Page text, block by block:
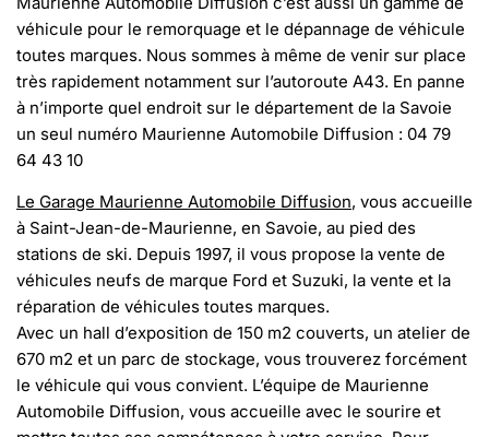
véhicule pour le remorquage et le dépannage de véhicule
toutes marques. Nous sommes à même de venir sur place
très rapidement notamment sur l’autoroute A43. En panne
à n’importe quel endroit sur le département de la Savoie
un seul numéro Maurienne Automobile Diffusion : 04 79
64 43 10
Le Garage Maurienne Automobile Diffusion, vous accueille
à Saint-Jean-de-Maurienne, en Savoie, au pied des
stations de ski. Depuis 1997, il vous propose la vente de
véhicules neufs de marque Ford et Suzuki, la vente et la
réparation de véhicules toutes marques.
Avec un hall d’exposition de 150 m2 couverts, un atelier de
670 m2 et un parc de stockage, vous trouverez forcément
le véhicule qui vous convient. L’équipe de Maurienne
Automobile Diffusion, vous accueille avec le sourire et